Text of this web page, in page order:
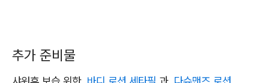
추가 준비물